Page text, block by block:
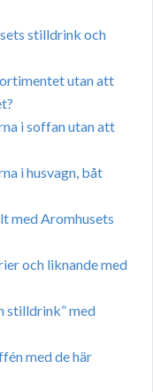
stilldrink och
utan att
i soffan utan att
i husvagn, båt
med Aromhusets
och liknande med
stilldrink” med
med de här